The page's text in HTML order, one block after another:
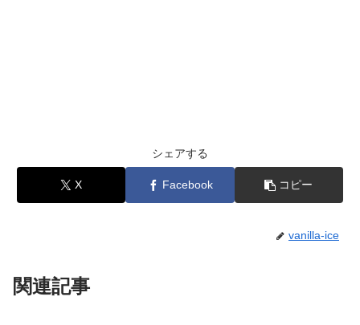
シェアする
X Facebook コピー
vanilla-ice
関連記事